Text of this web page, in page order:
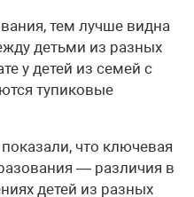
тем лучше видна
детьми из разных
у детей из семей с
тупиковые
что ключевая
— различия в
детей из разных